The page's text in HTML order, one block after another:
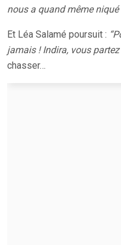
nous a quand même niqué
Et Léa Salamé poursuit :
jamais ! Indira, vous partez
chasser…